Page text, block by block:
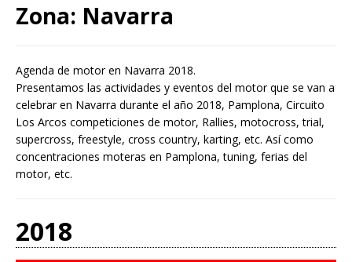
Zona: Navarra
Agenda de motor en Navarra 2018.
Presentamos las actividades y eventos del motor que se van a
celebrar en Navarra durante el año 2018, Pamplona, Circuito
Los Arcos competiciones de motor, Rallies, motocross, trial,
supercross, freestyle, cross country, karting, etc. Así como
concentraciones moteras en Pamplona, tuning, ferias del
motor, etc.
2018